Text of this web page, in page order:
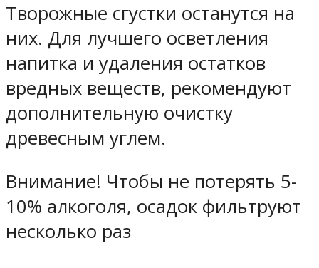
Творожные сгустки останутся на
них. Для лучшего осветления
напитка и удаления остатков
вредных веществ, рекомендуют
дополнительную очистку
древесным углем.
Внимание! Чтобы не потерять 5-
10% алкоголя, осадок фильтруют
несколько раз